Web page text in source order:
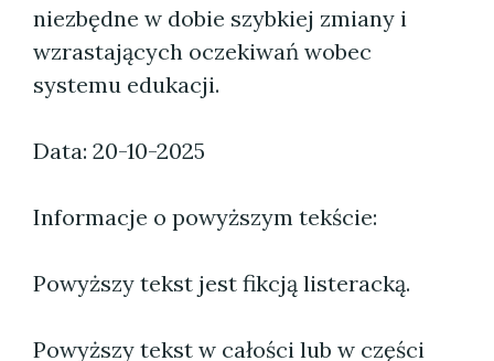
niezbędne w dobie szybkiej zmiany i
wzrastających oczekiwań wobec
systemu edukacji.
Data: 20-10-2025
Informacje o powyższym tekście:
Powyższy tekst jest fikcją listeracką.
Powyższy tekst w całości lub w części